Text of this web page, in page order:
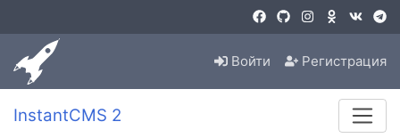
Войти Регистрация
InstantCMS 2